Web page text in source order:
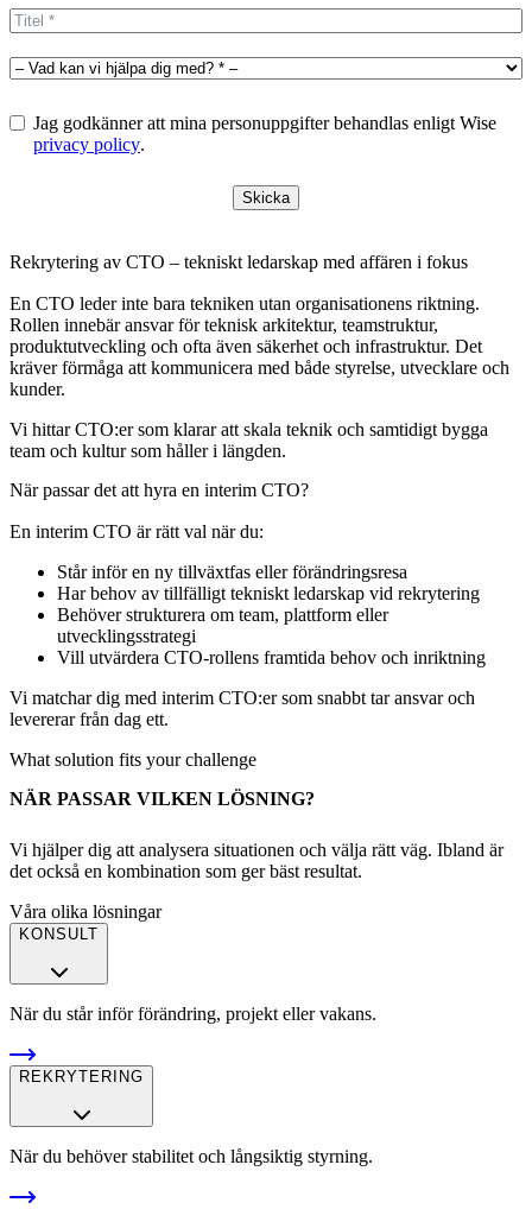
+1
Jag godkänner att mina personuppgifter behandlas enligt Wise
privacy policy.
Skicka
Rekrytering av CTO – tekniskt ledarskap med affären i fokus
En CTO leder inte bara tekniken utan organisationens riktning.
Rollen innebär ansvar för teknisk arkitektur, teamstruktur,
produktutveckling och ofta även säkerhet och infrastruktur. Det
kräver förmåga att kommunicera med både styrelse, utvecklare och
kunder.
Vi hittar CTO:er som klarar att skala teknik och samtidigt bygga
team och kultur som håller i längden.
När passar det att hyra en interim CTO?
En interim CTO är rätt val när du:
Står inför en ny tillväxtfas eller förändringsresa
Har behov av tillfälligt tekniskt ledarskap vid rekrytering
Behöver strukturera om team, plattform eller
utvecklingsstrategi
Vill utvärdera CTO-rollens framtida behov och inriktning
Vi matchar dig med interim CTO:er som snabbt tar ansvar och
levererar från dag ett.
What solution fits your challenge
NÄR PASSAR VILKEN LÖSNING?
Vi hjälper dig att analysera situationen och välja rätt väg. Ibland är
det också en kombination som ger bäst resultat.
Våra olika lösningar
KONSULT
När du står inför förändring, projekt eller vakans.
REKRYTERING
När du behöver stabilitet och långsiktig styrning.